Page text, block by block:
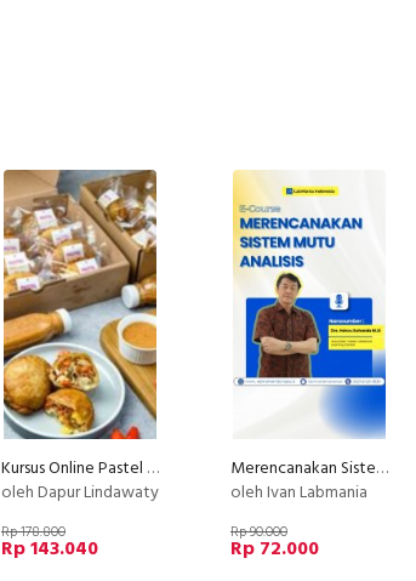
Kursus Online Pastel Sultan Dapur Lindawaty PU
oleh Dapur Lindawaty
Rp 178.800
Rp 143.040
Merencanakan Sistem Mutu Analisis
oleh Ivan Labmania
Rp 90.000
Rp 72.000